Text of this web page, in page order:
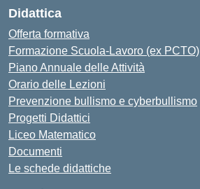
Didattica
Offerta formativa
Formazione Scuola-Lavoro (ex PCTO)
Piano Annuale delle Attività
Orario delle Lezioni
Prevenzione bullismo e cyberbullismo
Progetti Didattici
Liceo Matematico
Documenti
Le schede didattiche